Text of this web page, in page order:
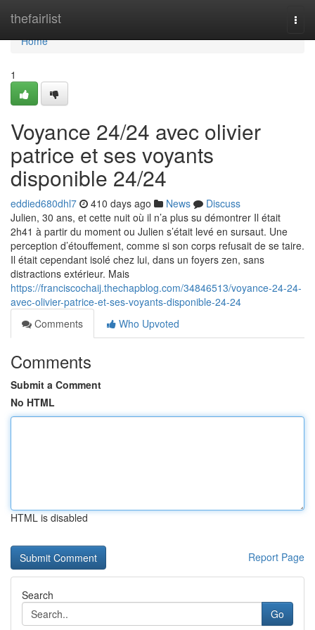
thefairlist
Home
Home
1
Voyance 24/24 avec olivier
patrice et ses voyants
disponible 24/24
eddied680dhl7 410 days ago News
Discuss
Julien, 30 ans, et cette nuit où il n’a plus su démontrer Il était
2h41 à partir du moment ou Julien s’était levé en sursaut. Une
perception d’étouffement, comme si son corps refusait de se taire.
Il était cependant isolé chez lui, dans un foyers zen, sans
distractions extérieur. Mais
https://franciscochaij.thechapblog.com/34846513/voyance-24-24-
avec-olivier-patrice-et-ses-voyants-disponible-24-24
Comments
Who Upvoted
Comments
Submit a Comment
No HTML
HTML is disabled
Report Page
Search
Go